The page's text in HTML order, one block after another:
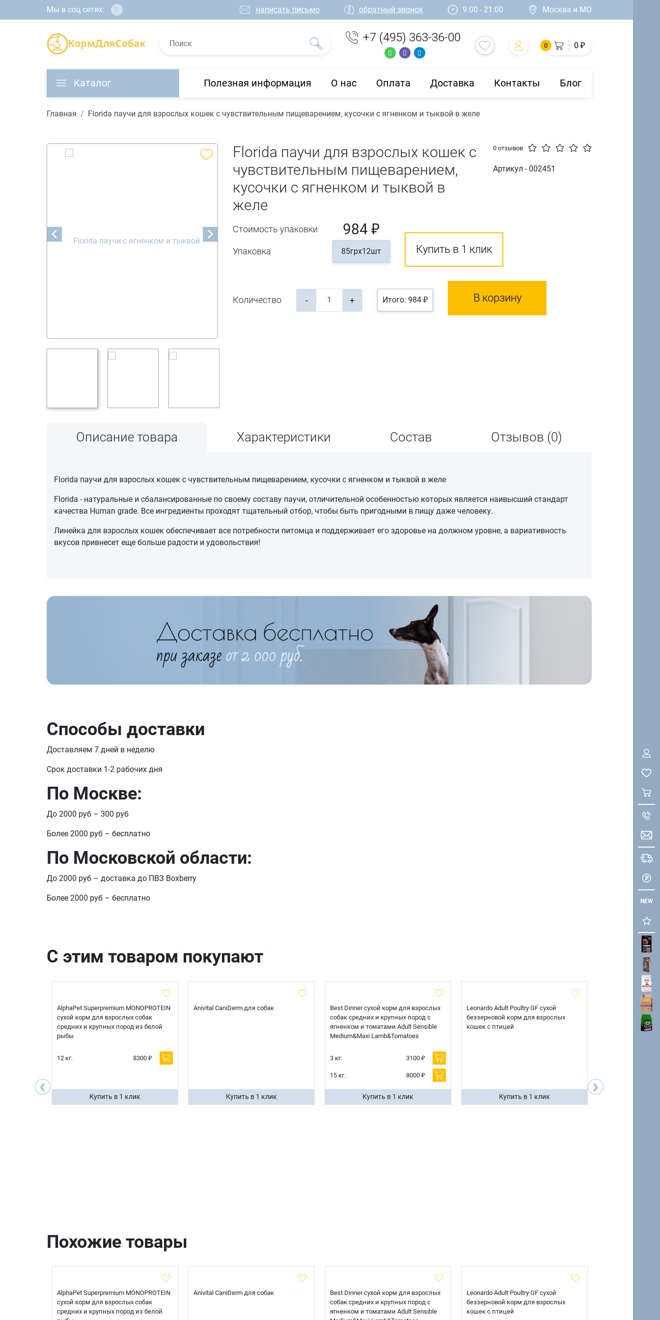
Мы в соц сетях: написать письмо обратный звонок 9:00 - 21:00 Москва и МО
+7 (495) 363-36-00
0 0 ₽
Каталог Полезная информация О нас Оплата Доставка Контакты Блог
NEW
Главная Florida паучи для взрослых кошек с чувствительным пищеварением, кусочки с ягненком и тыквой в желе
Florida паучи для взрослых кошек с
чувствительным пищеварением,
кусочки с ягненком и тыквой в
желе
0 отзывов
Артикул - 002451
Стоимость упаковки
Упаковка
984 ₽
85грх12шт Купить в 1 клик
Количество - + Итого: 984 ₽ В корзину
Описание товара Характеристики Состав Отзывов (0)
Florida паучи для взрослых кошек с чувствительным пищеварением, кусочки с ягненком и тыквой в желе
Florida - натуральные и сбалансированные по своему составу паучи, отличительной особенностью которых является наивысший стандарт
качества Human grade. Все ингредиенты проходят тщательный отбор, чтобы быть пригодными в пищу даже человеку.
Линейка для взрослых кошек обеспечивает все потребности питомца и поддерживает его здоровье на должном уровне, а вариативность
вкусов привнесет еще больше радости и удовольствия!
Способы доставки
Доставляем 7 дней в неделю
Срок доставки 1-2 рабочих дня
По Москве:
До 2000 руб – 300 руб
Более 2000 руб – бесплатно
По Московской области:
До 2000 руб – доставка до ПВЗ Boxberry
Более 2000 руб – бесплатно
С этим товаром покупают
‹
AlphaPet Superpremium MONOPROTEIN
сухой корм для взрослых собак
средних и крупных пород из белой
рыбы
12 кг. 8300 ₽
Купить в 1 клик
Anivital CaniDerm для собак
Купить в 1 клик
Best Dinner сухой корм для взрослых
собак средних и крупных пород с
ягненком и томатами Adult Sensible
Medium&Maxi Lamb&Tomatoes
3 кг. 3100 ₽
15 кг. 8000 ₽
Купить в 1 клик
Leonardo Adult Poultry GF сухой
беззерновой корм для взрослых
кошек с птицей
Купить в 1 клик
AlphaPet
взрослых собак
говядиной и
›
Похожие товары
AlphaPet Superpremium MONOPROTEIN
сухой корм для взрослых собак
средних и крупных пород из белой
Anivital CaniDerm для собак
Best Dinner сухой корм для взрослых
собак средних и крупных пород с
ягненком и томатами Adult Sensible
Leonardo Adult Poultry GF сухой
беззерновой корм для взрослых
кошек с птицей
отправить